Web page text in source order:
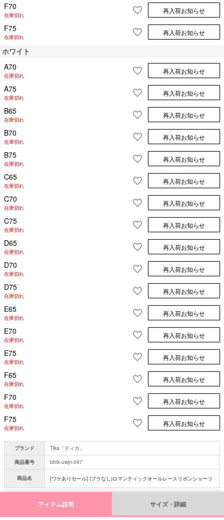
F70
在庫切れ
再入荷お知らせ
F75
在庫切れ
再入荷お知らせ
ホワイト
A70
在庫切れ
再入荷お知らせ
A75
在庫切れ
再入荷お知らせ
B65
在庫切れ
再入荷お知らせ
B70
在庫切れ
再入荷お知らせ
B75
在庫切れ
再入荷お知らせ
C65
在庫切れ
再入荷お知らせ
C70
在庫切れ
再入荷お知らせ
C75
在庫切れ
再入荷お知らせ
D65
在庫切れ
再入荷お知らせ
D70
在庫切れ
再入荷お知らせ
D75
在庫切れ
再入荷お知らせ
E65
在庫切れ
再入荷お知らせ
E70
在庫切れ
再入荷お知らせ
E75
在庫切れ
再入荷お知らせ
F65
在庫切れ
再入荷お知らせ
F70
在庫切れ
再入荷お知らせ
F75
在庫切れ
再入荷お知らせ
ブランド
Tika「ティカ」
商品番号
bbtk-uwjn-097
商品名 [ワケありセール] (ブラなし)ロマンティックオールレースリボンショーツ
アイテム説明 サイズ・詳細